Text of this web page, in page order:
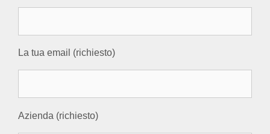
La tua email (richiesto)
Azienda (richiesto)